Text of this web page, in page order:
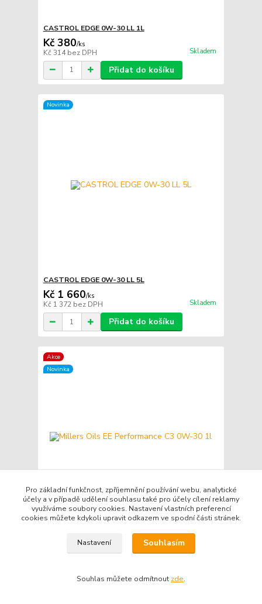
CASTROL EDGE 0W-30 LL 1L
Kč 380/ks
Kč 314bez DPH Skladem
Přidat do košíku
Novinka
CASTROL EDGE 0W-30 LL 5L
Kč 1 660/ks
Kč 1 372 bez DPH Skladem
Přidat do košíku
Akce
Novinka
Millers Oils EE Performance C3 0W-30 1l
/ks
bez DPH Skladem
Přidat do košíku
Pro základní funkčnost, zpříjemnění používání webu, analytické
účely a v případě udělení souhlasu také pro účely cílení reklamy
využíváme soubory cookies. Nastavení vlastních preferencí
cookies můžete kdykoli upravit odkazem ve spodní části stránek.
Nastavení Souhlasím
Souhlas můžete odmítnout zde.